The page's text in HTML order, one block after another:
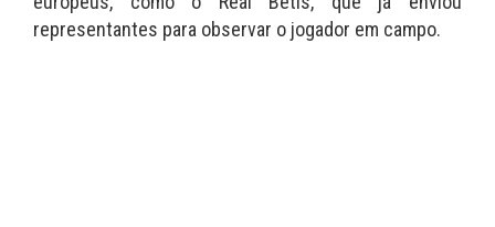
representantes para observar o jogador em campo.